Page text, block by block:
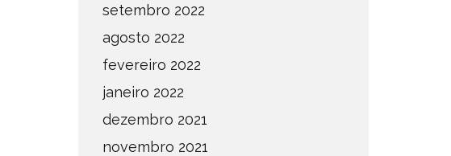
setembro 2022
agosto 2022
fevereiro 2022
janeiro 2022
dezembro 2021
novembro 2021